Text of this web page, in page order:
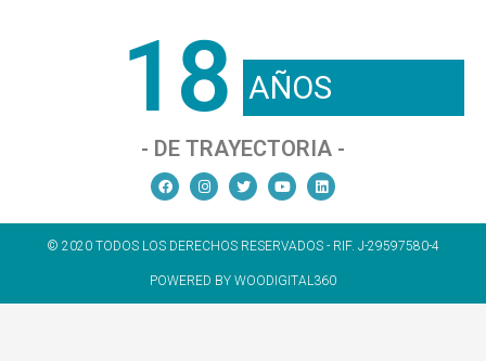
18 AÑOS
- DE TRAYECTORIA -
© 2020 TODOS LOS DERECHOS RESERVADOS - RIF. J-29597580-4
POWERED BY WOODIGITAL360